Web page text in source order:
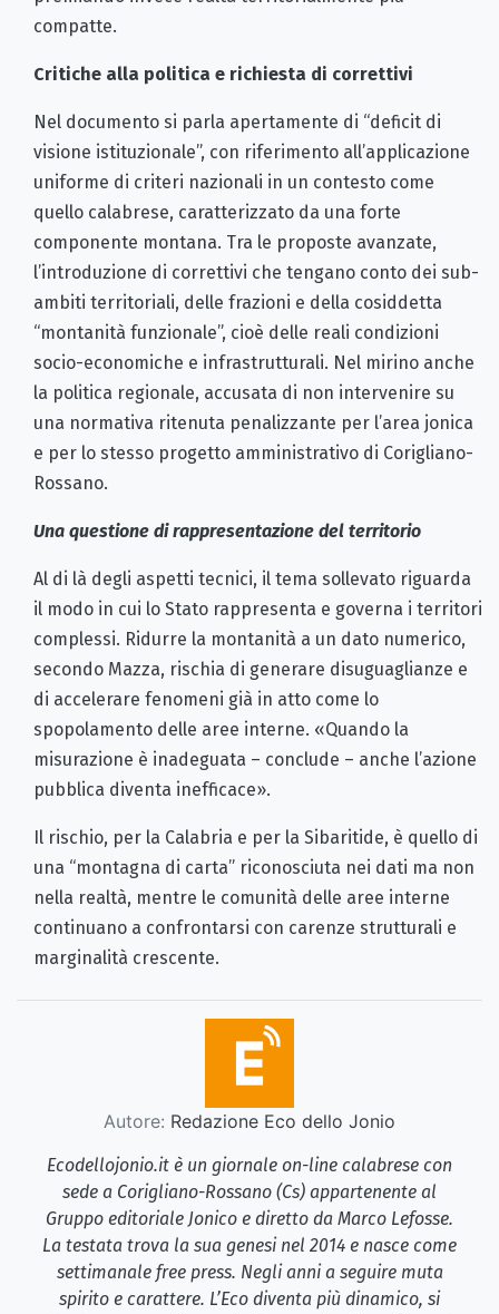
compatte.
Critiche alla politica e richiesta di correttivi
Nel documento si parla apertamente di “deficit di
visione istituzionale”, con riferimento all’applicazione
uniforme di criteri nazionali in un contesto come
quello calabrese, caratterizzato da una forte
componente montana. Tra le proposte avanzate,
l’introduzione di correttivi che tengano conto dei sub-
ambiti territoriali, delle frazioni e della cosiddetta
“montanità funzionale”, cioè delle reali condizioni
socio-economiche e infrastrutturali. Nel mirino anche
la politica regionale, accusata di non intervenire su
una normativa ritenuta penalizzante per l’area jonica
e per lo stesso progetto amministrativo di Corigliano-
Rossano.
Una questione di rappresentazione del territorio
Al di là degli aspetti tecnici, il tema sollevato riguarda
il modo in cui lo Stato rappresenta e governa i territori
complessi. Ridurre la montanità a un dato numerico,
secondo Mazza, rischia di generare disuguaglianze e
di accelerare fenomeni già in atto come lo
spopolamento delle aree interne. «Quando la
misurazione è inadeguata – conclude – anche l’azione
pubblica diventa inefficace».
Il rischio, per la Calabria e per la Sibaritide, è quello di
una “montagna di carta” riconosciuta nei dati ma non
nella realtà, mentre le comunità delle aree interne
continuano a confrontarsi con carenze strutturali e
marginalità crescente.
Autore: Redazione Eco dello Jonio
Ecodellojonio.it è un giornale on-line calabrese con
sede a Corigliano-Rossano (Cs) appartenente al
Gruppo editoriale Jonico e diretto da Marco Lefosse.
La testata trova la sua genesi nel 2014 e nasce come
settimanale free press. Negli anni a seguire muta
spirito e carattere. L’Eco diventa più dinamico, si